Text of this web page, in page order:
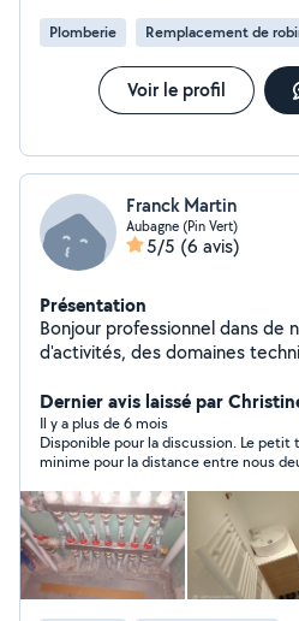
Plomberie Remplacement de
Voir le profil
Franck Martin
Aubagne (Pin Vert)
5/5 (6 avis)
Présentation
Bonjour professionnel dans de
d'activités, des domaines
envergure, jusqu'à la formation
technologique. N'hésitez pas à
Dernier avis laissé par
Il y a plus de 6 mois
Disponible pour la discussion. Le petit travail à faire était trop
minime pour la distance entre nous